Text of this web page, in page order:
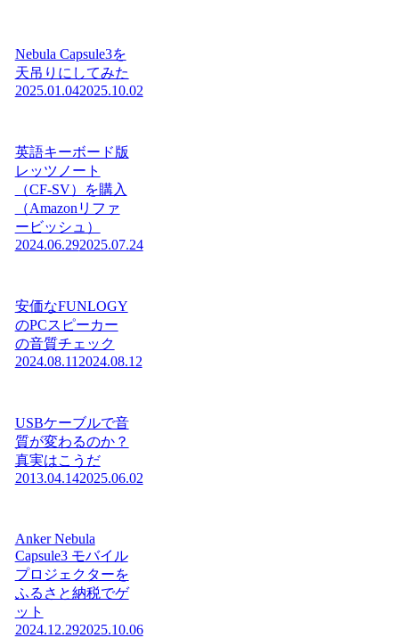
Nebula Capsule3を
天吊りにしてみた
2025.01.042025.10.02
英語キーボード版
レッツノート
（CF-SV）を購入
（Amazonリファ
ービッシュ）
2024.06.292025.07.24
安価なFUNLOGY
のPCスピーカー
の音質チェック
2024.08.11 2024.08.12
USBケーブルで音
質が変わるのか？
真実はこうだ
2013.04.142025.06.02
Anker Nebula
Capsule3 モバイル
プロジェクターを
ふるさと納税でゲ
ット
2024.12.292025.10.06